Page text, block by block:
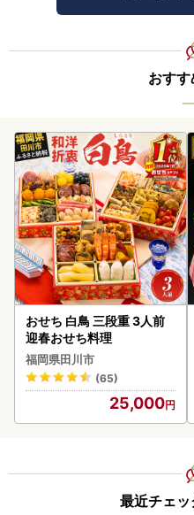
おす
おせち 白鳥 三段重 3人前
迎春おせち料理
福岡県田川市
(65)
25,000
最近チェ